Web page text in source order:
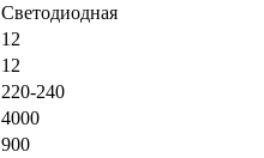
Светодиодная
12
12
220-240
4000
900